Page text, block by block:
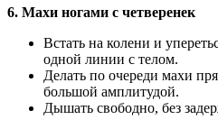
6. Махи ногами с четверенек
Встать на колени и
одной линии с телом.
Делать по очереди махи
большой амплитудой.
Дышать свободно, без